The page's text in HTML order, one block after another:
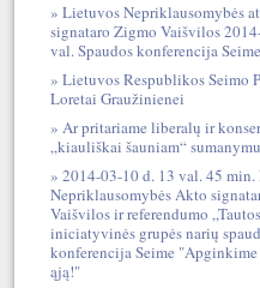
Lietuvos Nepriklausomybės
signataro Zigmo Vaišvilos
val. Spaudos konferencija Seime
Lietuvos Respublikos Seimo
Loretai Graužinienei
Ar pritariame liberalų ir
„kiauliškai šauniam“
2014-03-10 d. 13 val. 45
Nepriklausomybės Akto
Vaišvilos ir referendumo
iniciatyvinės grupės narių
konferencija Seime
ąją!"